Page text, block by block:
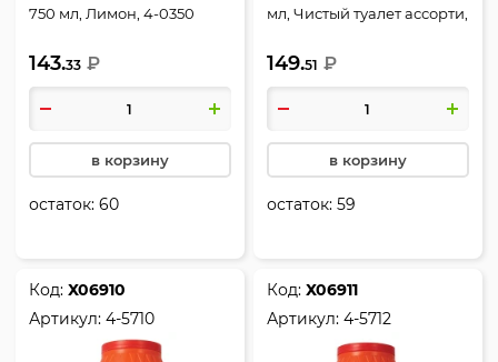
750 мл, Лимон, 4-0350
143.33 ₽
в корзину
остаток:60
мл, Чистый туалет ассорти,
149.51 ₽
в корзину
остаток:59
Код:Х06910
Артикул:4-5710
Код:Х06911
Артикул:4-5712